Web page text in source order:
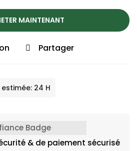
MAINTENANT
Partager
24 H
& de paiement sécurisé